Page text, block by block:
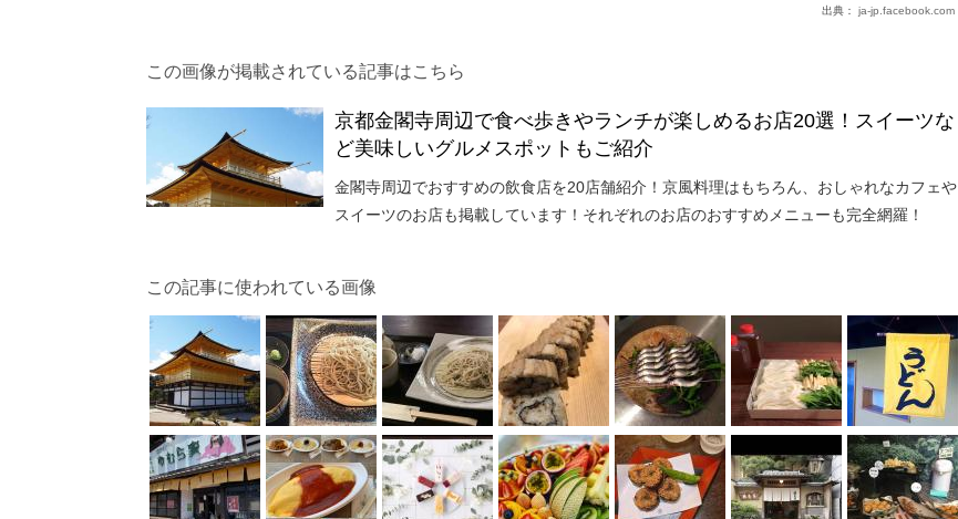
出典： ja-jp.facebook.com
この画像が掲載されている記事はこちら
京都金閣寺周辺で食べ歩きやランチが楽しめるお店20選！スイーツな
ど美味しいグルメスポットもご紹介
金閣寺周辺でおすすめの飲食店を20店舗紹介！京風料理はもちろん、おしゃれなカフェや
スイーツのお店も掲載しています！それぞれのお店のおすすめメニューも完全網羅！
この記事に使われている画像